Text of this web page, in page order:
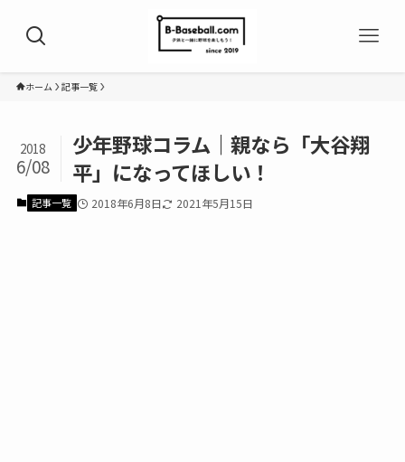
ホーム 記事一覧
少年野球コラム｜親なら「大谷翔
平」になってほしい！
2018
6/08
記事一覧 2018年6月8日 2021年5月15日